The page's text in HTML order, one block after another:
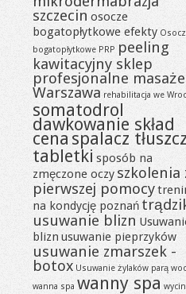
szczecin osocze
bogatopłytkowe efekty
bogatopłytkowe PRP peeling
kawitacyjny sklep
profesjonalne masaże
Warszawa rehabilitacja we
somatodrol
dawkowanie skład
cena spalacz
tabletki sposób na
zmęczone oczy szkolenia
pierwszej pomocy
na kondycję poznań
usuwanie blizn
blizn usuwanie pieprzyków
usuwanie zmarszek -
botox Usuwanie żylaków parą
wanna spa wanny spa